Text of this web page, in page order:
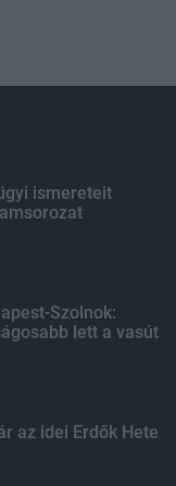
ismereteit
Szolnok:
lett a vasút
az idei Erdők Hete